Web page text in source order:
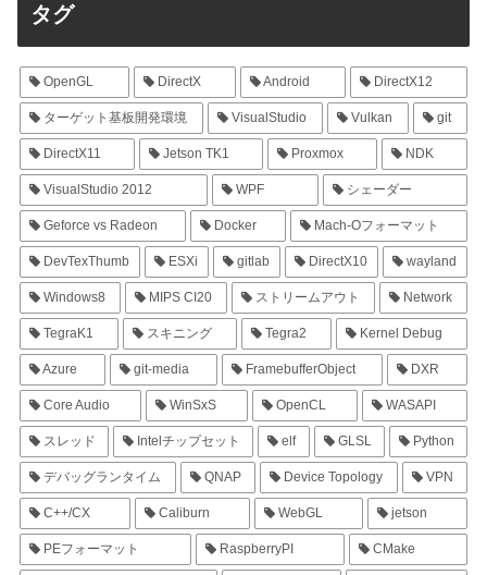
タグ
OpenGL DirectX Android DirectX12
ターゲット基板開発環境 VisualStudio Vulkan git
DirectX11 Jetson TK1 Proxmox NDK
VisualStudio 2012 WPF シェーダー
Geforce vs Radeon Docker Mach-Oフォーマット
DevTexThumb ESXi gitlab DirectX10 wayland
Windows8 MIPS CI20 ストリームアウト Network
TegraK1 スキニング Tegra2 Kernel Debug
Azure git-media FramebufferObject DXR
Core Audio WinSxS OpenCL WASAPI
スレッド Intelチップセット elf GLSL Python
デバッグランタイム QNAP Device Topology VPN
C++/CX Caliburn WebGL jetson
PEフォーマット RaspberryPI CMake